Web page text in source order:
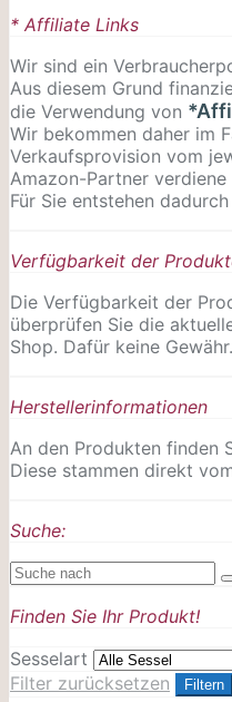
* Affiliate Links
Wir sind ein
Aus diesem Grund
die Verwendung von
Wir bekommen daher im
Verkaufsprovision vom
Amazon-Partner
Für Sie entstehen
Verfügbarkeit der
Die Verfügbarkeit der
überprüfen Sie die
Shop. Dafür keine Gewähr.
Herstellerinformationen
An den Produkten finden
Diese stammen direkt
Suche:
Finden Sie Ihr Produkt!
Sesselart
Filter zurücksetzen
Filtern